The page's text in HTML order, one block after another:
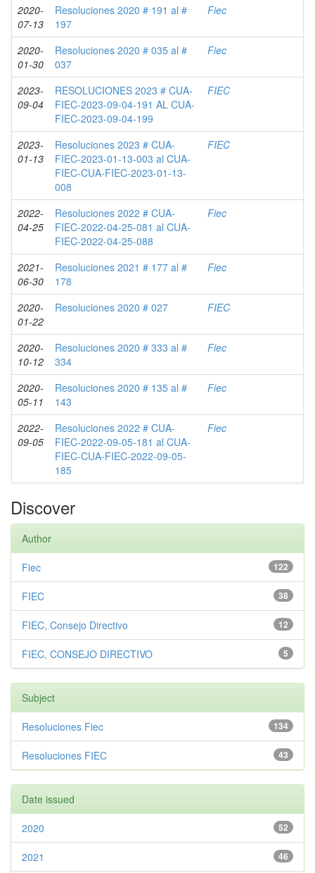
2020-
07-13
Resoluciones 2020 # 191 al #
197
Fiec
2020-
01-30
Resoluciones 2020 # 035 al #
037
Fiec
2023-
09-04
RESOLUCIONES 2023 # CUA-
FIEC-2023-09-04-191 AL CUA-
FIEC-2023-09-04-199
FIEC
2023-
01-13
Resoluciones 2023 # CUA-
FIEC-2023-01-13-003 al CUA-
FIEC-CUA-FIEC-2023-01-13-
008
FIEC
2022-
04-25
Resoluciones 2022 # CUA-
FIEC-2022-04-25-081 al CUA-
FIEC-2022-04-25-088
Fiec
2021-
06-30
Resoluciones 2021 # 177 al #
178
Fiec
2020-
01-22
Resoluciones 2020 # 027 FIEC
2020-
10-12
Resoluciones 2020 # 333 al #
334
Fiec
2020-
05-11
Resoluciones 2020 # 135 al #
143
Fiec
2022-
09-05
Resoluciones 2022 # CUA-
FIEC-2022-09-05-181 al CUA-
FIEC-CUA-FIEC-2022-09-05-
185
Fiec
Discover
Author
122
Fiec
38
FIEC
12
FIEC, Consejo Directivo
5
FIEC, CONSEJO DIRECTIVO
Subject
134
Resoluciones Fiec
43
Resoluciones FIEC
Date issued
52
2020
46
2021